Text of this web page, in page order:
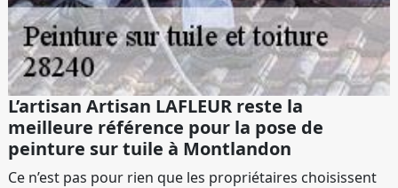
L’artisan Artisan LAFLEUR reste la
meilleure référence pour la pose de
peinture sur tuile à Montlandon
Ce n’est pas pour rien que les propriétaires choisissent